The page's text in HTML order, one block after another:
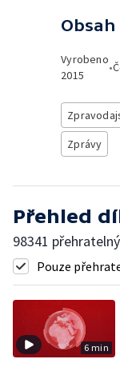
Vyrobeno
2015
•
Zprávy
Přehled
98341
Pouze
6 min